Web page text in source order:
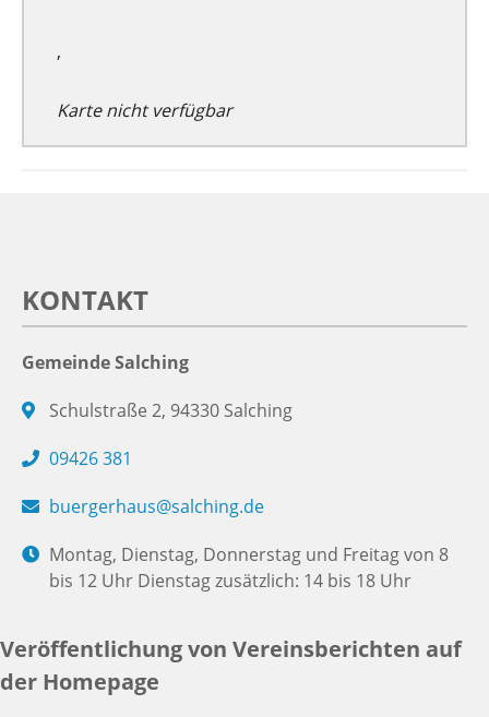
,
Karte nicht verfügbar
KONTAKT
Gemeinde Salching
Schulstraße 2, 94330 Salching
09426 381
buergerhaus@salching.de
Montag, Dienstag, Donnerstag und Freitag von 8
bis 12 Uhr Dienstag zusätzlich: 14 bis 18 Uhr
Veröffentlichung von Vereinsberichten auf
der Homepage